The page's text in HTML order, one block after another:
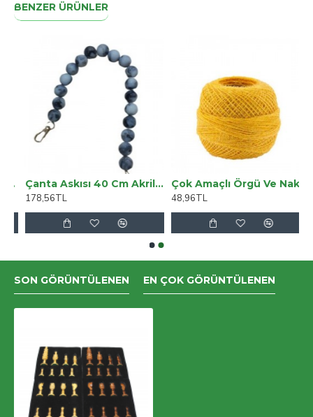
BENZER ÜRÜNLER
Çanta Askısı 40 Cm Akrilik Yuvarlak Füme
178,56TL
Çok Amaçlı Örgü Ve Nakış İpi Sarı 6007
48,96TL
SON GÖRÜNTÜLENEN EN ÇOK GÖRÜNTÜLENEN